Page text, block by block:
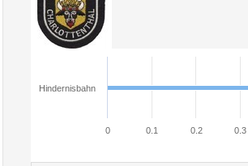
Hindernisbahn
0 0.1 0.2 0.3